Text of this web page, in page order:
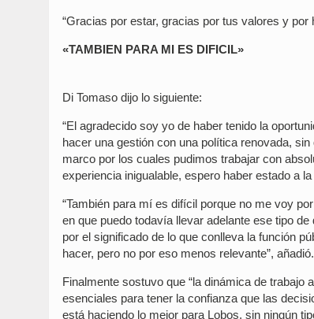
“Gracias por estar, gracias por tus valores y
«TAMBIEN PARA MI ES DIFICIL»
Di Tomaso dijo lo siguiente:
“El agradecido soy yo de haber tenido la
hacer una gestión con una política renovada,
marco por los cuales pudimos trabajar con
experiencia inigualable, espero haber estado a
“También para mí es difícil porque no me voy
en que puedo todavía llevar adelante ese tipo
por el significado de lo que conlleva la función
hacer, pero no por eso menos relevante”, añadió.
Finalmente sostuvo que “la dinámica de
esenciales para tener la confianza que las
está haciendo lo mejor para Lobos, sin ningún